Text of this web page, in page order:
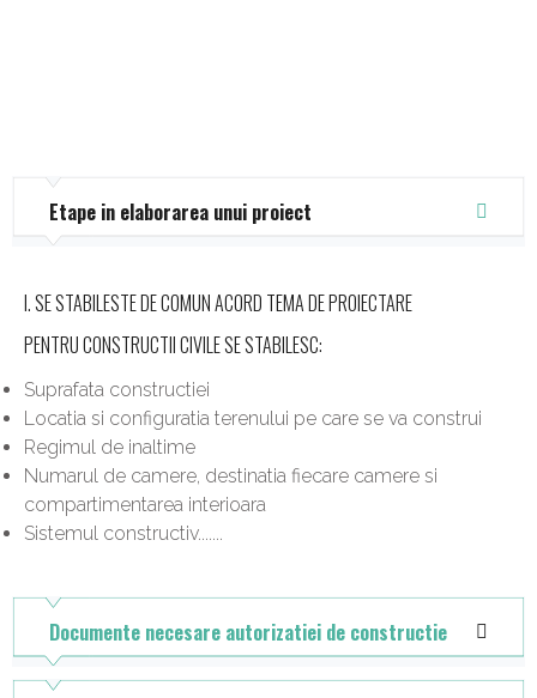
Etape in elaborarea unui proiect
I. SE STABILESTE DE COMUN ACORD TEMA DE PROIECTARE
PENTRU CONSTRUCTII CIVILE SE STABILESC:
Suprafata constructiei
Locatia si configuratia terenului pe care se va construi
Regimul de inaltime
Numarul de camere, destinatia fiecare camere si
compartimentarea interioara
Sistemul constructiv.......
Documente necesare autorizatiei de constructie